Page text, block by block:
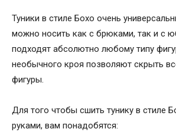
Туники в стиле Бохо очень
можно носить как с брюками, так и с
подходят абсолютно любому типу
необычного кроя позволяют скрыть
фигуры.
Для того чтобы сшить тунику в стиле
руками, вам понадобятся: